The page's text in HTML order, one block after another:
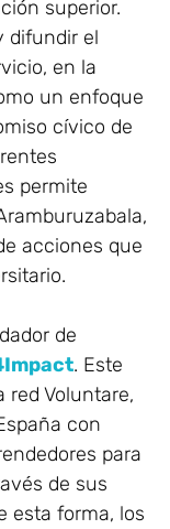
superior.
difundir el
en la
un enfoque
cívico de
permite
acciones que
de
. Este
red Voluntare,
con
para
de sus
esta forma, los